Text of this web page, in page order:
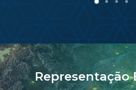
Representação